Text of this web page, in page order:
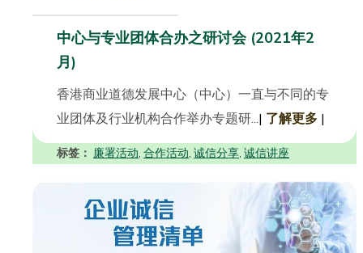
中心与专业团体合办之研讨会 (2021年2
月)
香港商业道德发展中心（中心）一直与不同的专
业团体及行业机构合作举办专题研...| 了解更多 |
标签： 廉署活动, 合作活动, 诚信分享, 诚信讲座